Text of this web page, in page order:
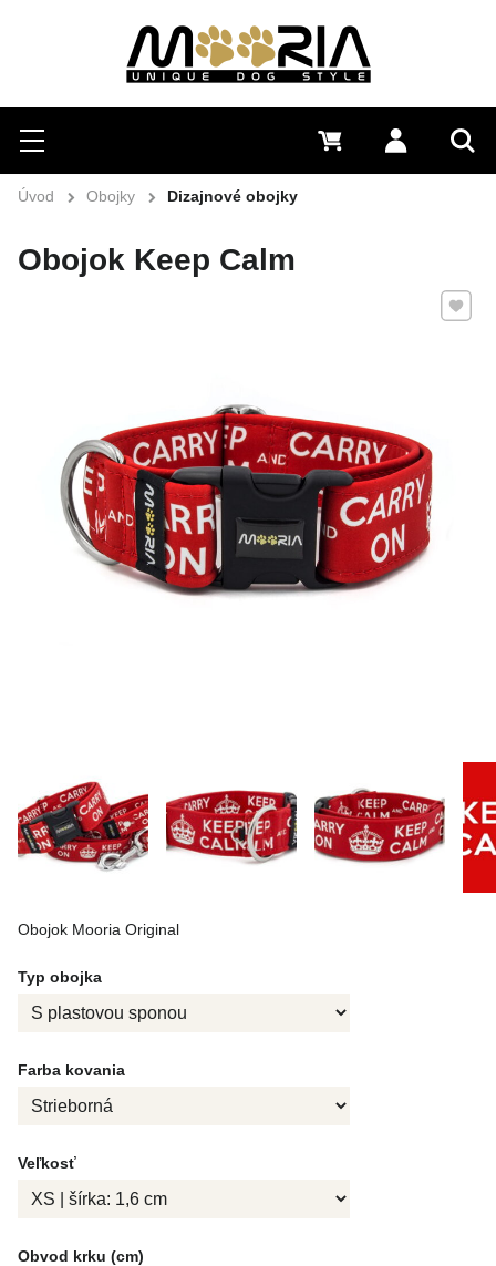
Hľadať
Menu Prihlásiť
0 €
Úvod Obojky Dizajnové obojky
Obojok Keep Calm
Obojok Mooria Original
Pridať
Typ obojka
Farba kovania
Veľkosť
Obvod krku (cm)